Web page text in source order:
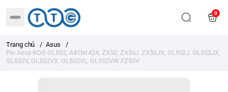
0
Trang chủ / Asus
/
Pin Asus ROG GL552, A41N1424, ZX50, ZX50J, ZX50JX, GL552J, GL552JX,
GL552V, GL552VX, GL552VL, GL552VW FZ50V